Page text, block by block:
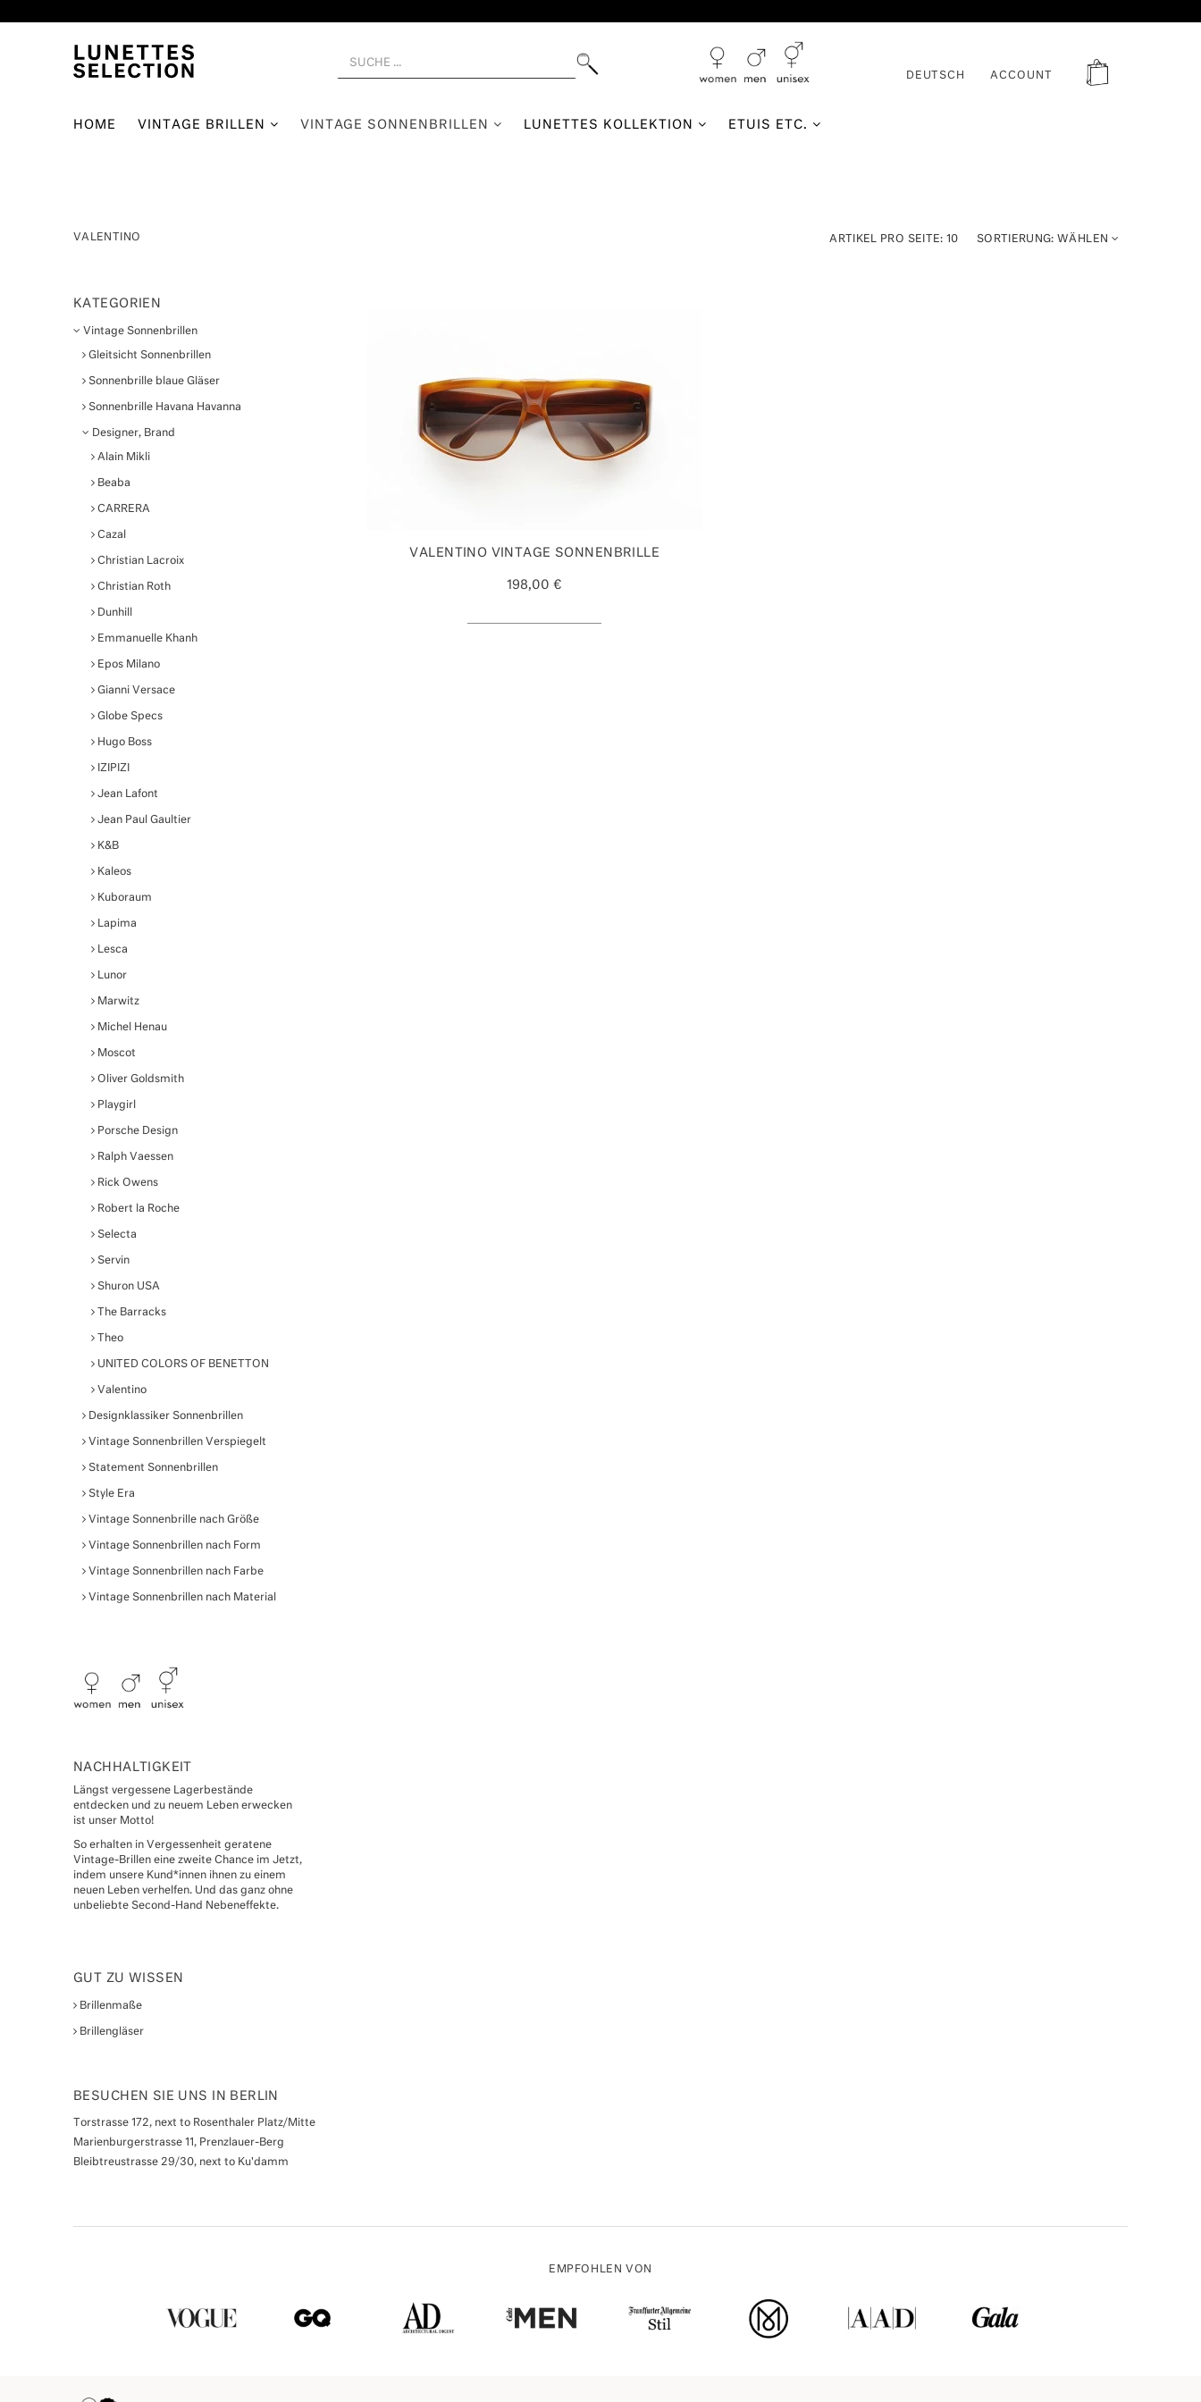
DEUTSCH ACCOUNT
HOME VINTAGE BRILLEN VINTAGE SONNENBRILLEN LUNETTES KOLLEKTION ETUIS ETC.
VALENTINO
KATEGORIEN
Vintage Sonnenbrillen
Gleitsicht Sonnenbrillen
Sonnenbrille blaue Gläser
Sonnenbrille Havana Havanna
Designer, Brand
Alain Mikli
Beaba
CARRERA
Cazal
Christian Lacroix
Christian Roth
Dunhill
Emmanuelle Khanh
Epos Milano
Gianni Versace
Globe Specs
Hugo Boss
IZIPIZI
Jean Lafont
Jean Paul Gaultier
K&B
Kaleos
Kuboraum
Lapima
Lesca
Lunor
Marwitz
Michel Henau
Moscot
Oliver Goldsmith
Playgirl
Porsche Design
Ralph Vaessen
Rick Owens
Robert la Roche
Selecta
Servin
Shuron USA
The Barracks
Theo
UNITED COLORS OF BENETTON
Valentino
Designklassiker Sonnenbrillen
Vintage Sonnenbrillen Verspiegelt
Statement Sonnenbrillen
Style Era
Vintage Sonnenbrille nach Größe
Vintage Sonnenbrillen nach Form
Vintage Sonnenbrillen nach Farbe
Vintage Sonnenbrillen nach Material
NACHHALTIGKEIT
Längst vergessene Lagerbestände
entdecken und zu neuem Leben erwecken
ist unser Motto!
So erhalten in Vergessenheit geratene
Vintage-Brillen eine zweite Chance im Jetzt,
indem unsere Kund*innen ihnen zu einem
neuen Leben verhelfen. Und das ganz ohne
unbeliebte Second-Hand Nebeneffekte.
GUT ZU WISSEN
Brillenmaße
Brillengläser
BESUCHEN SIE UNS IN BERLIN
Torstrasse 172, next to Rosenthaler Platz/Mitte
Marienburgerstrasse 11, Prenzlauer-Berg
Bleibtreustrasse 29/30, next to Ku'damm
SORTIERUNG: WÄHLEN
ARTIKEL PRO SEITE:10
VALENTINO VINTAGE SONNENBRILLE
198,00 €
EMPFOHLEN VON